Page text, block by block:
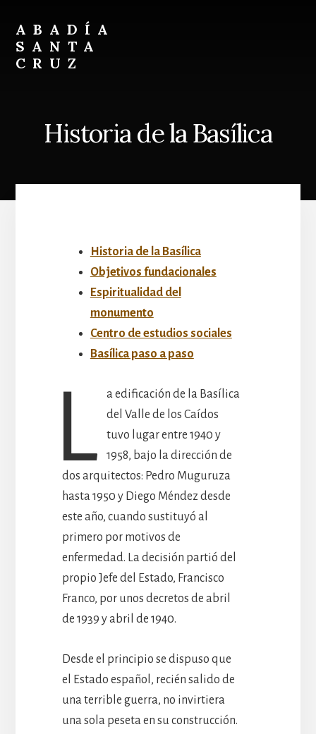
content
footer
ABADÍA
SANTA
CRUZ
Historia de la Basílica
Historia de la Basílica
Objetivos fundacionales
Espiritualidad del
monumento
Centro de estudios sociales
Basílica paso a paso
L
a edificación de la Basílica
del Valle de los Caídos
tuvo lugar entre 1940 y
1958, bajo la dirección de
dos arquitectos: Pedro Muguruza
hasta 1950 y Diego Méndez desde
este año, cuando sustituyó al
primero por motivos de
enfermedad. La decisión partió del
propio Jefe del Estado, Francisco
Franco, por unos decretos de abril
de 1939 y abril de 1940.
Desde el principio se dispuso que
el Estado español, recién salido de
una terrible guerra, no invirtiera
una sola peseta en su construcción.